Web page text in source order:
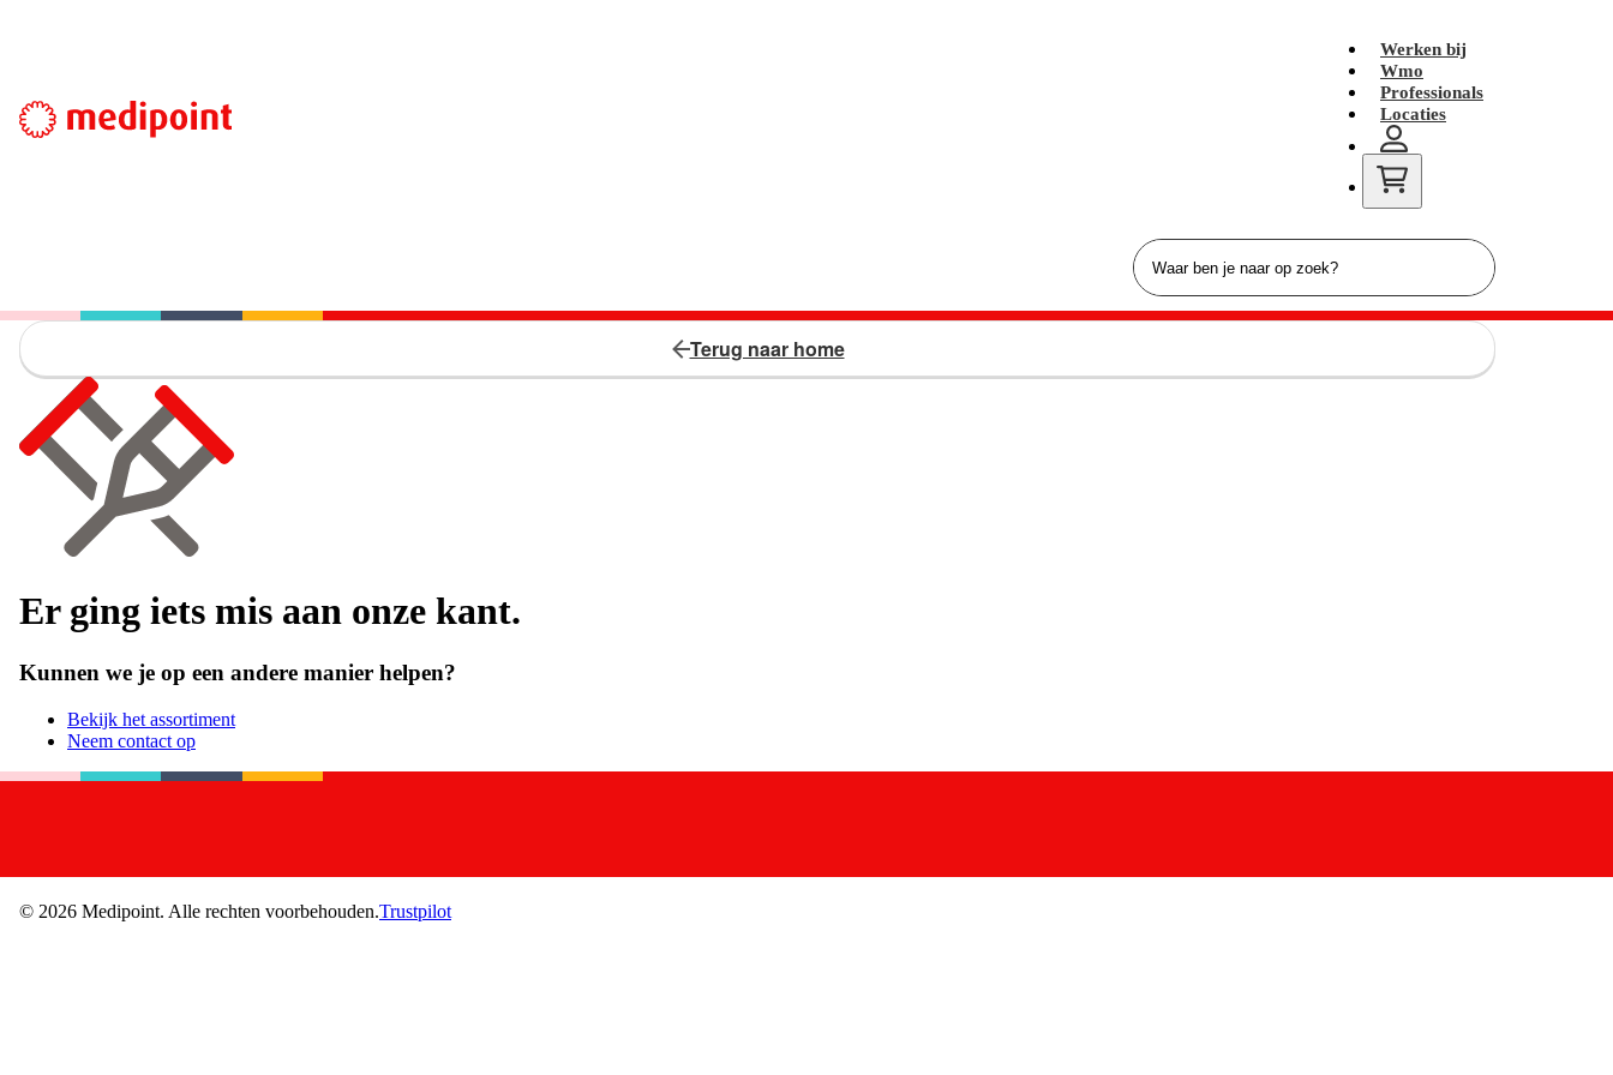
Werken bij
Wmo
Professionals
Locaties
Terug naar home
Er ging iets mis aan onze kant.
Kunnen we je op een andere manier helpen?
Bekijk het assortiment
Neem contact op
© 2026 Medipoint. Alle rechten voorbehouden.Trustpilot